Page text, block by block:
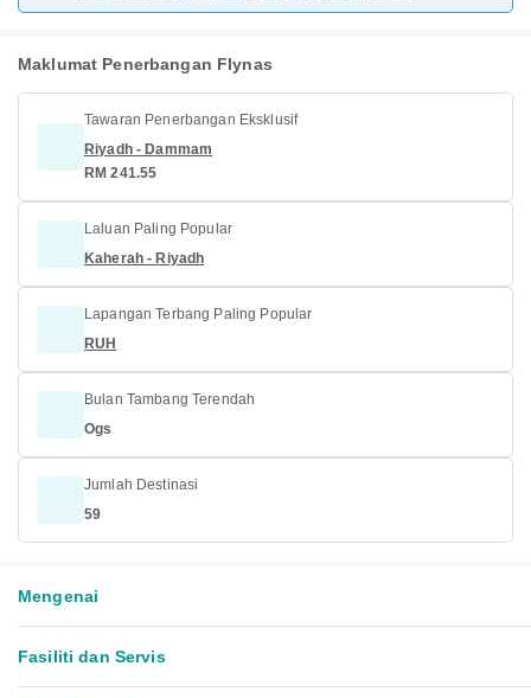
Maklumat Penerbangan Flynas
Tawaran Penerbangan Eksklusif
Riyadh - Dammam
RM 241.55
Laluan Paling Popular
Kaherah - Riyadh
Lapangan Terbang Paling Popular
RUH
Bulan Tambang Terendah
Ogs
Jumlah Destinasi
59
Mengenai
Fasiliti dan Servis